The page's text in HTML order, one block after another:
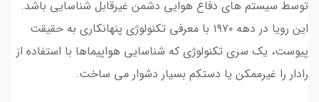
توسط سیستم های دفاع هوایی دشمن غیرقابل شناسایی باشد.
این رویا در دهه ۱۹۷۰ با معرفی تکنولوژی پنهانکاری به حقیقت
پیوست، یک سری تکنولوژی که شناسایی هواپیماها با استفاده از
رادار را غیرممکن یا دستکم بسیار دشوار می ساخت.